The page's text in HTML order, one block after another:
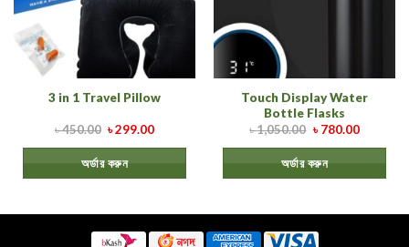
3 in 1 Travel Pillow
৳450.00 ৳299.00
অর্ডার করুন
Touch Display Water
Bottle Flasks
৳1,050.00 ৳780.00
অর্ডার করুন